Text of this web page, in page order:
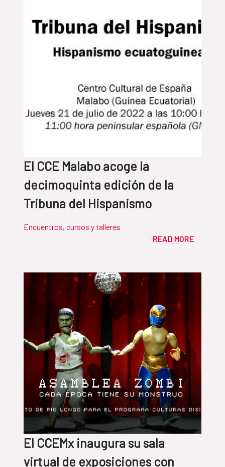
El CCE Malabo acoge la
decimoquinta edición de la
Tribuna del Hispanismo
Encuentros, cursos y talleres
READ MORE
El CCEMx inaugura su sala
virtual de exposiciones con